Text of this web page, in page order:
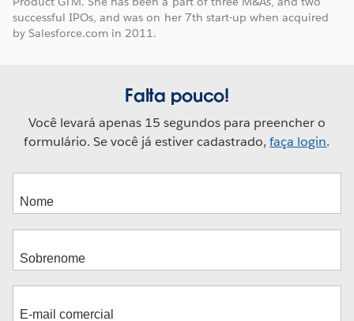
successful IPOs, and was on her 7th start-up when acquired
by Salesforce.com in 2011.
Falta pouco!
Você levará apenas 15 segundos para preencher o
formulário. Se você já estiver cadastrado,faça login.